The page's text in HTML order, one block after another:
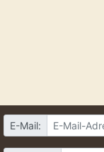
E-Mail: